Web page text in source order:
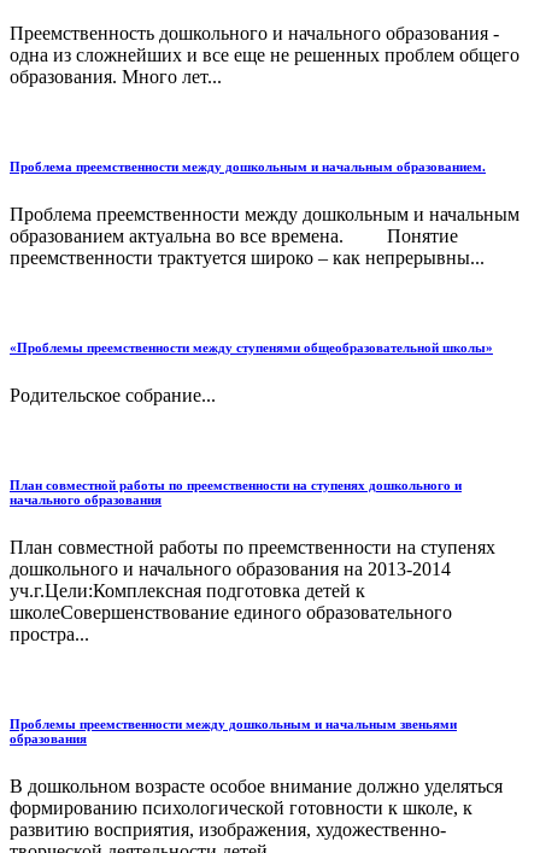
Преемственность дошкольного и начального образования -
одна из сложнейших и все еще не решенных проблем общего
образования. Много лет...
Проблема преемственности между дошкольным и начальным образованием.
Проблема преемственности между дошкольным и начальным
образованием актуальна во все времена. Понятие
преемственности трактуется широко – как непрерывны...
«Проблемы преемственности между ступенями общеобразовательной школы»
Родительское собрание...
План совместной работы по преемственности на ступенях дошкольного и
начального образования
План совместной работы по преемственности на ступенях
дошкольного и начального образования на 2013-2014
уч.г.Цели:Комплексная подготовка детей к
школеСовершенствование единого образовательного
простра...
Проблемы преемственности между дошкольным и начальным звеньями
образования
В дошкольном возрасте особое внимание должно уделяться
формированию психологической готовности к школе, к
развитию восприятия, изображения, художественно-